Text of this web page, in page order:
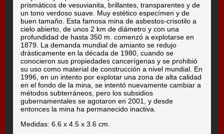
prismáticos de vesuvianita, brillantes, transparentes y de
un tono verdoso suave. Muy estético especímen y de
buen tamaño. Esta famosa mina de asbestos-crisotilo a
cielo abierto, de unos 2 km de diámetro y con una
profundidad de hasta 350 m. comenzó a explotarse en
1879. La demanda mundial de amianto se redujo
drásticamente en la década de 1980, cuando se
conocieron sus propiedades cancerígenas y se prohibió
su uso como material de construcción a nivel mundial. En
1996, en un intento por explotar una zona de alta calidad
en el fondo de la mina, se intentó nuevamente cambiar a
métodos subterráneos, pero los subsidios
gubernamentales se agotaron en 2001, y desde
entonces la mina ha permanecido inactiva.
Medidas: 6.6 x 4.5 x 3.6 cm.